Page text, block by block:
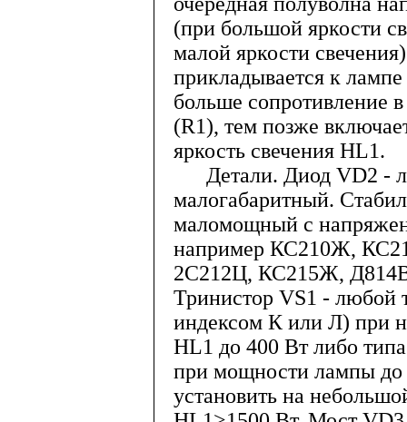
(при большой яркости
малой яркости
прикладывается к
больше сопротивление
(R1), тем позже
яркость свечения HL1.
Детали. Диод VD2 -
малогабаритный.
маломощный с
например КС210Ж,
2С212Ц, КС215Ж,
Тринистор VS1 - любой
индексом К или Л) при
HL1 до 400 Вт либо
при мощности лампы до
установить на